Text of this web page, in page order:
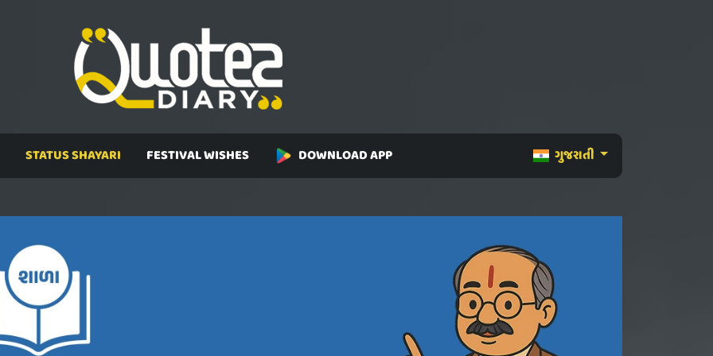
ગુજરાતી
STATUS SHAYARI FESTIVAL WISHES DOWNLOAD APP